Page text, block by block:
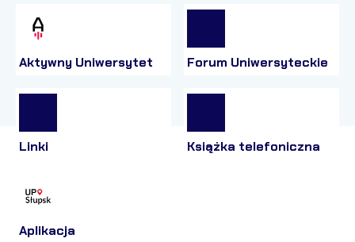
Aktywny Uniwersytet Forum Uniwersyteckie
Linki Książka telefoniczna
Aplikacja